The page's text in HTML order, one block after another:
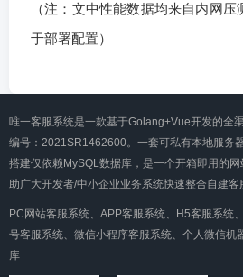
（注：文中性能数据均来自内网
于部署配置）
唯一客服系统是一款基于Golang+Vue开发的全
编号：2021SR1462600。一套可私有本地服务
搭建仅依赖MySQL数据库，是一个开箱即用的
助广大开发者/中小企业业务系统快速整合自建客
PC网站客服系统、APP客服系统、H5客服系统
号客服系统、微信小程序客服系统、个人微信机
库